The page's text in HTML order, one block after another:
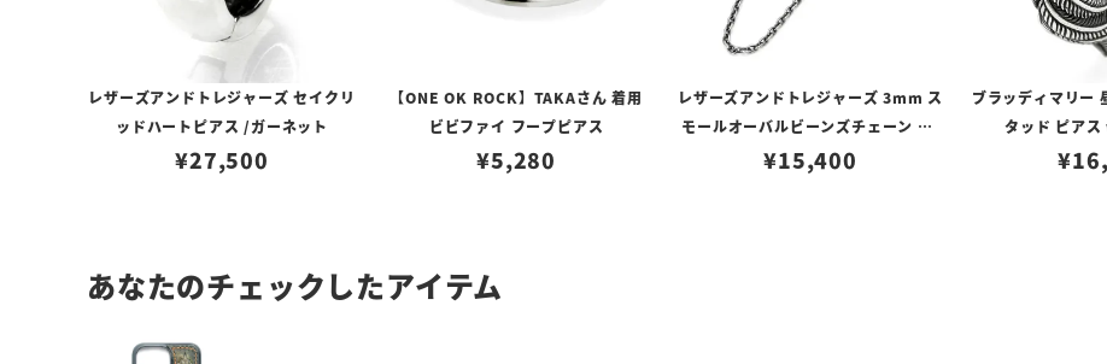
レザーズアンドトレジャーズ セイクリ
ッドハートピアス /ガーネット
¥27,500
【ONE OK ROCK】TAKAさん 着用
ビビファイ フープピアス
¥5,280
レザーズアンドトレジャーズ 3mm ス
モールオーバルビーンズチェーン w/
ロブスタークラスプ＆LTロゴプレート
¥15,400
ブラッディマリー
タッド ピア
¥
あなたのチェックしたアイテム